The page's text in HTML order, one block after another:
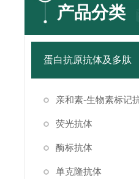
产品分类
蛋白抗原抗体及多肽
亲和素-生物素标记
荧光抗体
酶标抗体
单克隆抗体